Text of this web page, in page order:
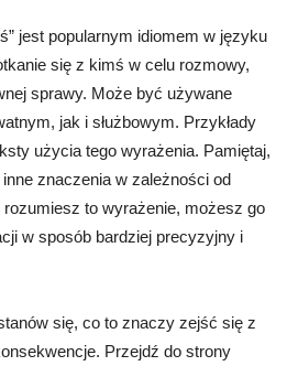
jest popularnym idiomem w języku
się z kimś w celu rozmowy,
sprawy. Może być używane
jak i służbowym. Przykłady
użycia tego wyrażenia. Pamiętaj,
znaczenia w zależności od
rozumiesz to wyrażenie, możesz go
w sposób bardziej precyzyjny i
się, co to znaczy zejść się z
Przejdź do strony